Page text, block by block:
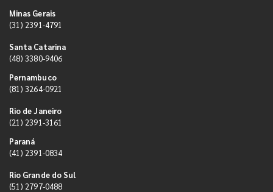
Minas Gerais
(31) 2391-4791
Santa Catarina
(48) 3380-9406
Pernambuco
(81) 3264-0921
Rio de Janeiro
(21) 2391-3161
Paraná
(41) 2391-0834
Rio Grande do Sul
(51) 2797-0488